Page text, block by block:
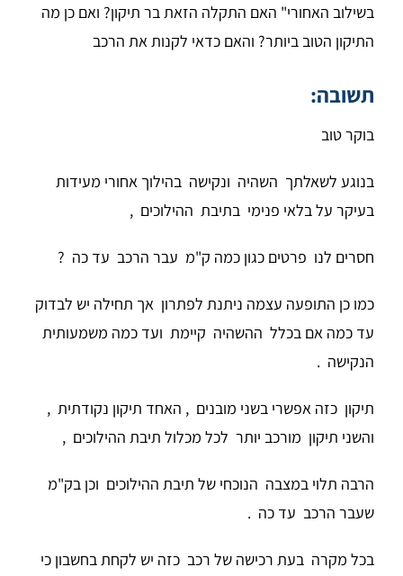
בשילוב האחורי" האם התקלה הזאת בר תיקון? ואם כן מה
התיקון הטוב ביותר? והאם כדאי לקנות את הרכב
תשובה:
בוקר טוב
בנוגע לשאלתך השהיה ונקישה בהילוך אחורי מעידות
בעיקר על בלאי פנימי בתיבת ההילוכים ,
חסרים לנו פרטים כגון כמה ק"מ עבר הרכב עד כה ?
כמו כן התופעה עצמה ניתנת לפתרון אך תחילה יש לבדוק
עד כמה אם בכלל ההשהיה קיימת ועד כמה משמעותית
הנקישה .
תיקון כזה אפשרי בשני מובנים , האחד תיקון נקודתית ,
והשני תיקון מורכב יותר לכל מכלול תיבת ההילוכים ,
הרבה תלוי במצבה הנוכחי של תיבת ההילוכים וכן בק"מ
שעבר הרכב עד כה .
בכל מקרה בעת רכישה של רכב כזה יש לקחת בחשבון כי